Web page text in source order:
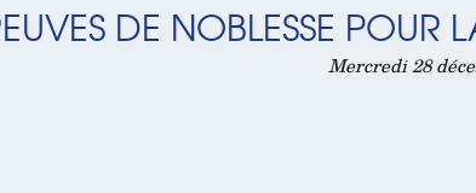
DE NOBLESSE
Mercredi 28